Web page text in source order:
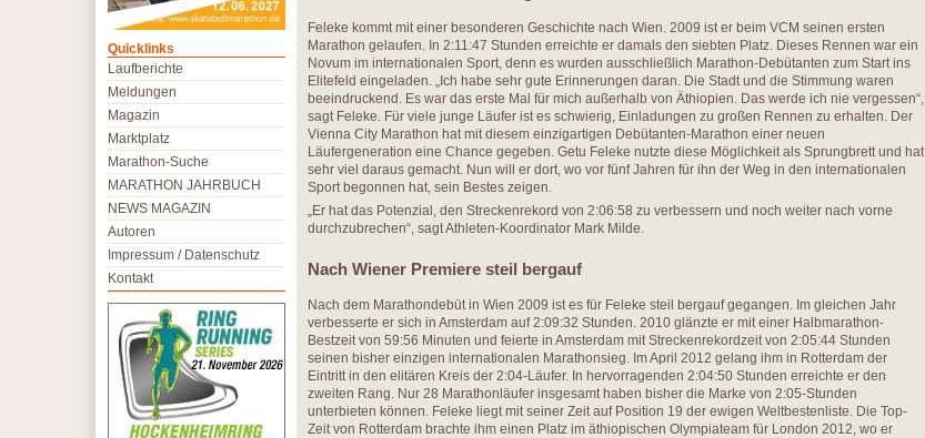
Feleke kommt mit einer besonderen Geschichte nach Wien. 2009 ist er beim VCM seinen ersten
Marathon gelaufen. In 2:11:47 Stunden erreichte er damals den siebten Platz. Dieses Rennen war ein
Novum im internationalen Sport, denn es wurden ausschließlich Marathon-Debütanten zum Start ins
Elitefeld eingeladen. „Ich habe sehr gute Erinnerungen daran. Die Stadt und die Stimmung waren
beeindruckend. Es war das erste Mal für mich außerhalb von Äthiopien. Das werde ich nie vergessen“,
sagt Feleke. Für viele junge Läufer ist es schwierig, Einladungen zu großen Rennen zu erhalten. Der
Vienna City Marathon hat mit diesem einzigartigen Debütanten-Marathon einer neuen
Läufergeneration eine Chance gegeben. Getu Feleke nutzte diese Möglichkeit als Sprungbrett und hat
sehr viel daraus gemacht. Nun will er dort, wo vor fünf Jahren für ihn der Weg in den internationalen
Sport begonnen hat, sein Bestes zeigen.
„Er hat das Potenzial, den Streckenrekord von 2:06:58 zu verbessern und noch weiter nach vorne
durchzubrechen“, sagt Athleten-Koordinator Mark Milde.
Nach Wiener Premiere steil bergauf
Nach dem Marathondebüt in Wien 2009 ist es für Feleke steil bergauf gegangen. Im gleichen Jahr
verbesserte er sich in Amsterdam auf 2:09:32 Stunden. 2010 glänzte er mit einer Halbmarathon-
Bestzeit von 59:56 Minuten und feierte in Amsterdam mit Streckenrekordzeit von 2:05:44 Stunden
seinen bisher einzigen internationalen Marathonsieg. Im April 2012 gelang ihm in Rotterdam der
Eintritt in den elitären Kreis der 2:04-Läufer. In hervorragenden 2:04:50 Stunden erreichte er den
zweiten Rang. Nur 28 Marathonläufer insgesamt haben bisher die Marke von 2:05-Stunden
unterbieten können. Feleke liegt mit seiner Zeit auf Position 19 der ewigen Weltbestenliste. Die Top-
Zeit von Rotterdam brachte ihm einen Platz im äthiopischen Olympiateam für London 2012, wo er
Quicklinks
Laufberichte
Meldungen
Magazin
Marktplatz
Marathon-Suche
MARATHON JAHRBUCH
NEWS MAGAZIN
Autoren
Impressum / Datenschutz
Kontakt